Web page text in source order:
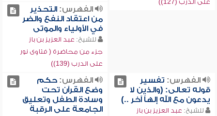
على الدرب (127))
الفهرس:التحذير
من اعتقاد النفع والضر
في الأولياء والموتى
للشيخ: عبد العزيز بن باز
جزء من محاضرة ( فتاوى نور
على الدرب (139))
الفهرس: تفسير
قوله تعالى: (والذين لا
يدعون مع الله إلهاً آخر ..)
للشيخ: عبد العزيز بن باز
الفهرس:حكم
وضع القرآن تحت
وسادة الطفل وتعليق
الجامعة على الرقبة